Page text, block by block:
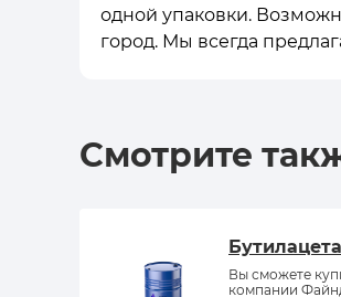
одной упаковки.
город. Мы всегда
Смотрите
Вы сможете
компании